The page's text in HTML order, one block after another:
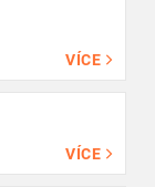
VÍCE
VÍCE